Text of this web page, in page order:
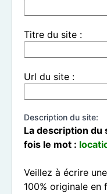
Titre du site :
Url du site :
Description du site:
La description du
fois le mot :
Veillez à écrire
100% originale en